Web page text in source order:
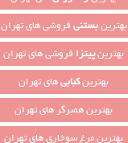
بهترینبستنی فروشی های تهران
بهترینپیتزا فروشی های تهران
بهترینکبابیهای تهران
بهترین همبرگر های تهران
بهترین مرغ سوخاری های تهران